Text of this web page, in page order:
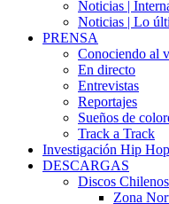
Noticias |
Noticias | Lo
PRENSA
Conociendo al
En directo
Entrevistas
Reportajes
Sueños de
Track a Track
Investigación Hip Hop
DESCARGAS
Discos Chilenos
Zona